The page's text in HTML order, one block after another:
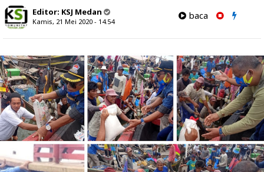
Editor: KSJ Medan
Kamis, 21 Mei 2020 - 14.54
baca